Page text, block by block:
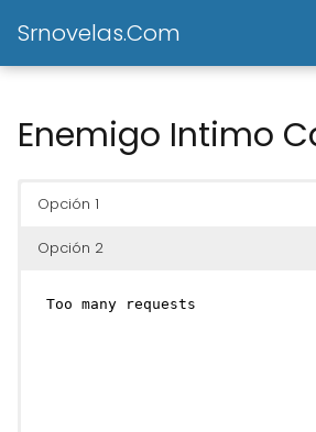
Srnovelas.Com
Enemigo Intimo
Opción 1
Opción 2